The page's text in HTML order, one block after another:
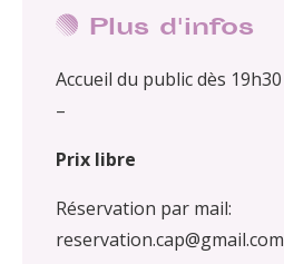
Plus d'infos
Accueil du public dès 19h30
–
Prix libre
Réservation par mail:
reservation.cap@gmail.com